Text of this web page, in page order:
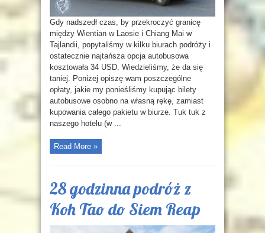
Gdy nadszedł czas, by przekroczyć granicę
między Wientian w Laosie i Chiang Mai w
Tajlandii, popytaliśmy w kilku biurach podróży i
ostatecznie najtańsza opcja autobusowa
kosztowała 34 USD. Wiedzieliśmy, że da się
taniej. Poniżej opiszę wam poszczególne
opłaty, jakie my ponieśliśmy kupując bilety
autobusowe osobno na własną rękę, zamiast
kupowania całego pakietu w biurze. Tuk tuk z
naszego hotelu (w ...
Read More »
28 godzinna podróż z
Koh Tao do Siem Reap